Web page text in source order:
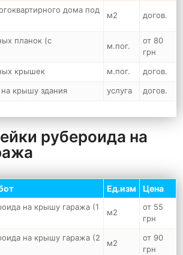
дома под
м2 догов.
планок (с
м.пог.
от 80
грн
крышек
м.пог.
догов.
крышу здания
услуга догов.
рубероида на
Ед.изм Цена
на крышу гаража (1
м2
от 55
грн
на крышу гаража (2
м2
от 90
грн